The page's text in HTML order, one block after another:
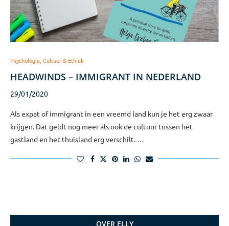
Psychologie, Cultuur & Ethiek
HEADWINDS – IMMIGRANT IN NEDERLAND
29/01/2020
Als expat of immigrant in een vreemd land kun je het erg zwaar
krijgen. Dat geldt nog meer als ook de cultuur tussen het
gastland en het thuisland erg verschilt. …
OVER ELLY